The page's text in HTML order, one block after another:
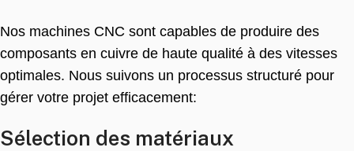
Nos machines CNC sont capables de produire des
composants en cuivre de haute qualité à des vitesses
optimales. Nous suivons un processus structuré pour
gérer votre projet efficacement:
Sélection des matériaux